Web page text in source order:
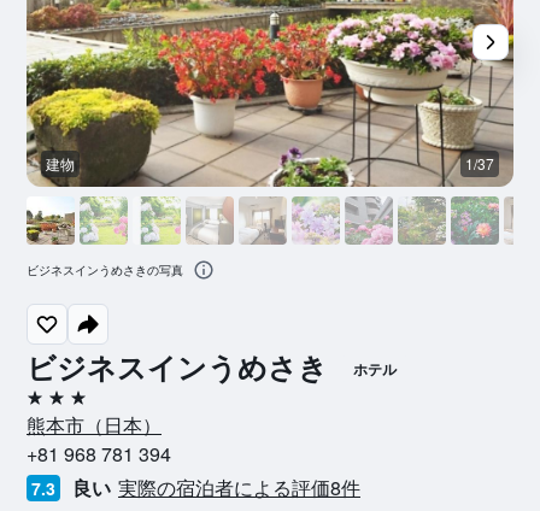
ビジネスインうめさき ホテル
3つ星
熊本市​（日本​）​
+81 968 781 394
7.3 良い 実際の宿泊者による評価8​件
建物 1/37
ビジネスインうめさきの写真